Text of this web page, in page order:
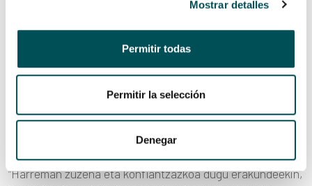
Mostrar detalles
Permitir todas
Permitir la selección
Denegar
AZKEN BERRIAK
“Gehien hunkitzen duena haien gardentasuna, eta
pertsonak beren erronkei buruz hitz egiteko prest daudela
da”
“Kanpotik lagundu” paradigma “barrutik eraiki”
paradigmarekin ordezkatu duen jardunaldia
“Harreman zuzena eta konfiantzazkoa dugu erakundeekin,